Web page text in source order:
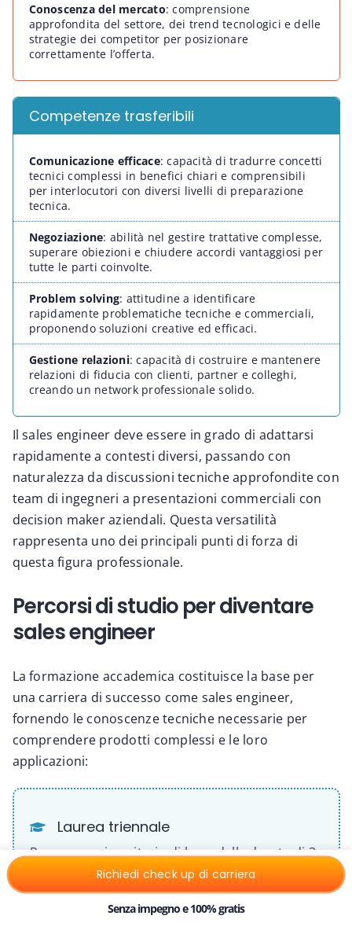
Conoscenza del mercato:comprensione
approfondita del settore, dei trend tecnologici e delle
strategie dei competitor per posizionare
correttamente l’offerta.
Competenze trasferibili
Comunicazione efficace:capacità di tradurre concetti
tecnici complessi in benefici chiari e comprensibili
per interlocutori con diversi livelli di preparazione
tecnica.
Negoziazione: abilità nel gestire trattative complesse,
superare obiezioni e chiudere accordi vantaggiosi per
tutte le parti coinvolte.
Problem solving: attitudine a identificare
rapidamente problematiche tecniche e commerciali,
proponendo soluzioni creative ed efficaci.
Gestione relazioni:capacità di costruire e mantenere
relazioni di fiducia con clienti, partner e colleghi,
creando un network professionale solido.
Il sales engineer deve essere in grado di adattarsi
rapidamente a contesti diversi, passando con
naturalezza da discussioni tecniche approfondite con
team di ingegneri a presentazioni commerciali con
decision maker aziendali. Questa versatilità
rappresenta uno dei principali punti di forza di
questa figura professionale.
Percorsi di studio per diventare
sales engineer
La formazione accademica costituisce la base per
una carriera di successo come sales engineer,
fornendo le conoscenze tecniche necessarie per
comprendere prodotti complessi e le loro
applicazioni:
Laurea triennale
Percorso universitario di base della durata di 3
anni. Gli indirizzi più indicati sono:
ingegneria (meccanica, elettronica,
Richiedi check up di carriera
Senza impegno e 100% gratis